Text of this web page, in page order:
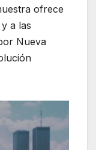
ofrece
a las
Nueva